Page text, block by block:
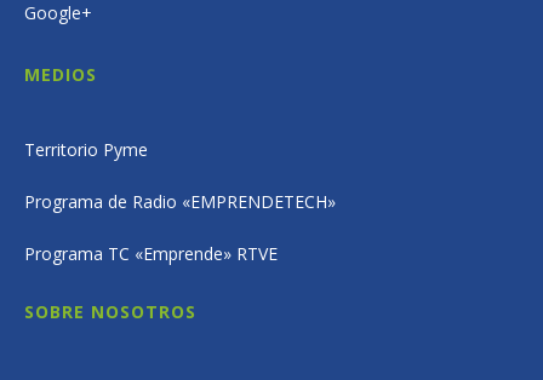
Google+
MEDIOS
Territorio Pyme
Programa de Radio «EMPRENDETECH»
Programa TC «Emprende» RTVE
SOBRE NOSOTROS